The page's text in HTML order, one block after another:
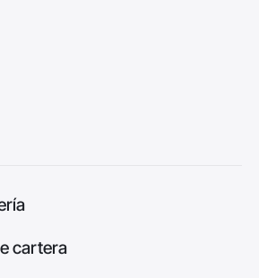
cartera